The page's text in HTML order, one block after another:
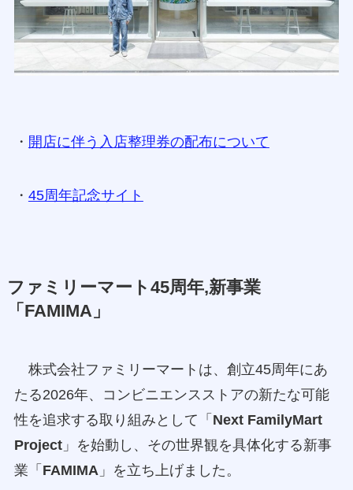
・ 開店に伴う入店整理券の配布について
・ 45周年記念サイト
ファミリーマート45周年,新事業
「FAMIMA」
株式会社ファミリーマートは、創立45周年にあ
たる2026年、コンビニエンスストアの新たな可能
性を追求する取り組みとして「 Next FamilyMart
Project」を始動し、その世界観を具体化する新事
業「 FAMIMA」を立ち上げました。